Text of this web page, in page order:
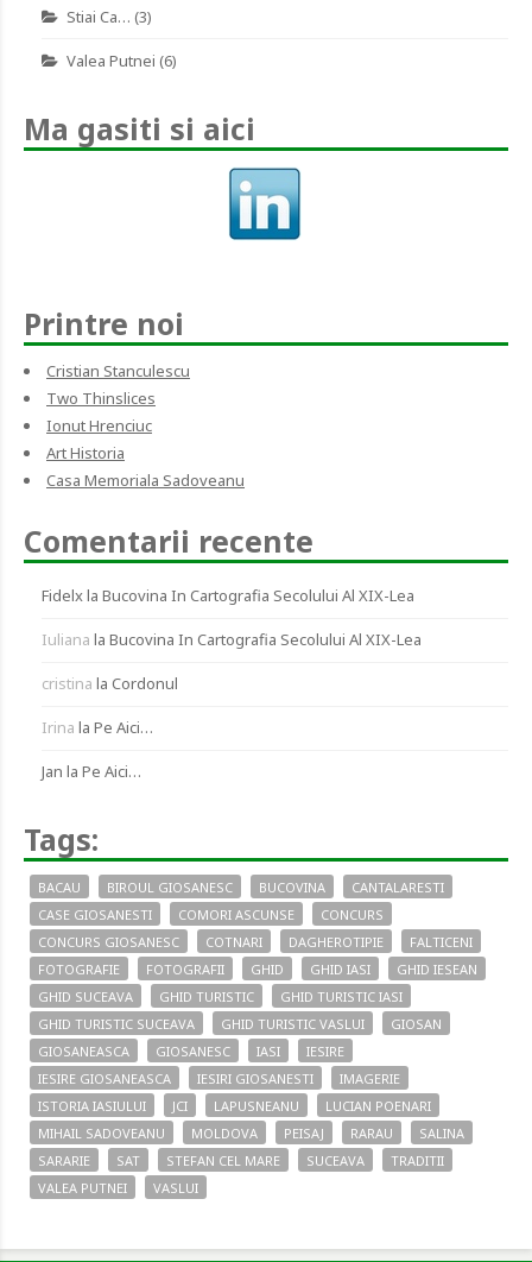
Stiai Ca… (3)
Valea Putnei (6)
Ma gasiti si aici
Printre noi
Cristian Stanculescu
Two Thinslices
Ionut Hrenciuc
Art Historia
Casa Memoriala Sadoveanu
Comentarii recente
Fidelxla Bucovina In Cartografia Secolului Al XIX-Lea
Iuliana la Bucovina In Cartografia Secolului Al XIX-Lea
cristina la Cordonul
Irina la Pe Aici…
Jan la Pe Aici…
Tags:
BACAU BIROUL GIOSANESC BUCOVINA
CANTALARESTI
CASE GIOSANESTI
COMORI ASCUNSE
CONCURS
CONCURS GIOSANESC
COTNARI DAGHEROTIPIE
FALTICENI
FOTOGRAFIE
FOTOGRAFII GHID GHID IASI
GHID IESEAN
GHID SUCEAVA
GHID TURISTIC
GHID TURISTIC IASI
GHID TURISTIC SUCEAVA
GHID TURISTIC VASLUI
GIOSAN
GIOSANEASCA
GIOSANESC IASI
IESIRE
IESIRE GIOSANEASCA
IESIRI GIOSANESTI
IMAGERIE
ISTORIA IASIULUI
JCI LAPUSNEANU
LUCIAN POENARI
MIHAIL SADOVEANU
MOLDOVA PEISAJ RARAU
SALINA
SARARIE
SAT STEFAN CEL MARE SUCEAVA
TRADITII
VALEA PUTNEI
VASLUI